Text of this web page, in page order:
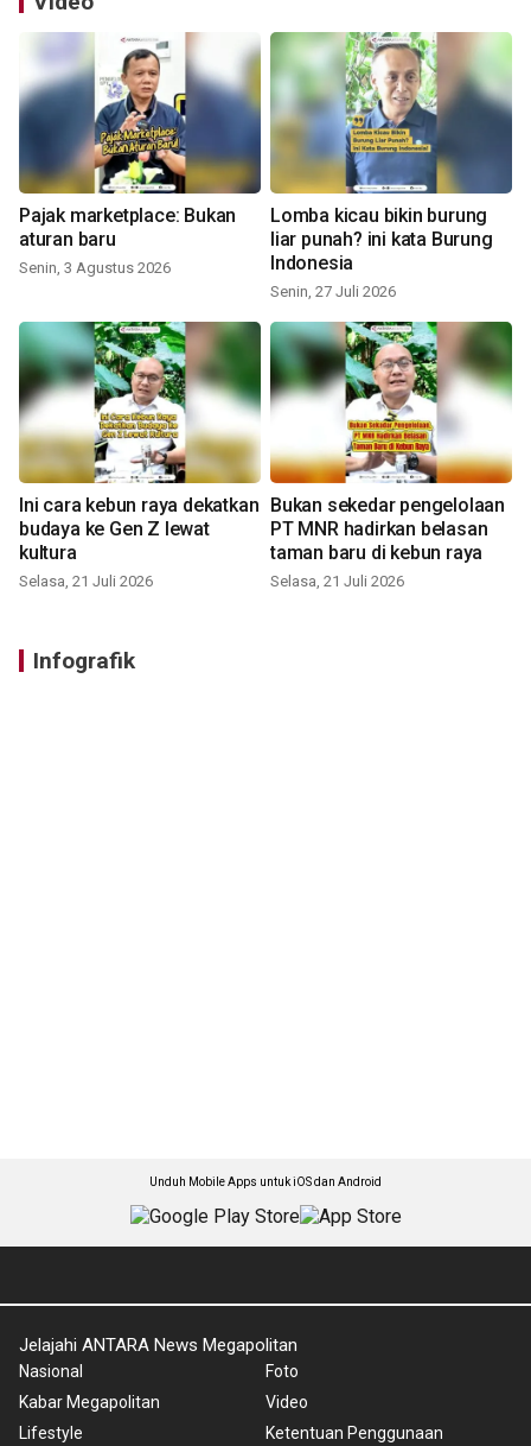
Pajak marketplace: Bukan
aturan baru
Senin, 3 Agustus 2026
Lomba kicau bikin burung
liar punah? ini kata Burung
Indonesia
Senin, 27 Juli 2026
Ini cara kebun raya dekatkan
budaya ke Gen Z lewat
kultura
Selasa, 21 Juli 2026
Bukan sekedar pengelolaan
PT MNR hadirkan belasan
taman baru di kebun raya
Selasa, 21 Juli 2026
Infografik
Unduh Mobile Apps untuk iOS dan Android
Jelajahi ANTARA News Megapolitan
Nasional
Kabar Megapolitan
Lifestyle
Foto
Video
Ketentuan Penggunaan